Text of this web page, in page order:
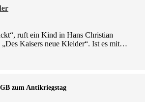
ruft ein Kind in Hans Christian
„Des Kaisers neue Kleider“. Ist es mit…
zum Antikriegstag